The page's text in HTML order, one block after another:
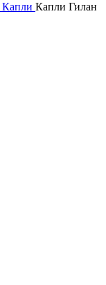
Капли Капли Гилан